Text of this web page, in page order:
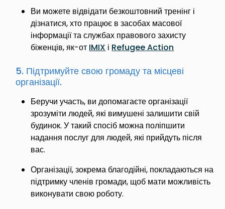
Ви можете відвідати безкоштовний тренінг і
дізнатися, хто працює в засобах масової
інформації та службах правового захисту
біженців, як-от IMIX і Refugee Action
5. Підтримуйте свою громаду та місцеві
організації.
Беручи участь, ви допомагаєте організації
зрозуміти людей, які вимушені залишити свій
будинок. У такий спосіб можна поліпшити
надання послуг для людей, які прийдуть після
вас.
Організації, зокрема благодійні, покладаються на
підтримку членів громади, щоб мати можливість
виконувати свою роботу.